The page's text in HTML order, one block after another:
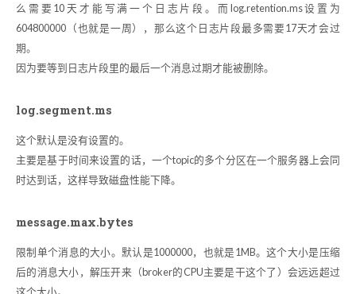
么需要10天才能写满一个日志片段。而log.retention.ms设置为
604800000（也就是一周），那么这个日志片段最多需要17天才会过
期。
因为要等到日志片段里的最后一个消息过期才能被删除。
log.segment.ms
这个默认是没有设置的。
主要是基于时间来设置的话，一个topic的多个分区在一个服务器上会同
时达到话，这样导致磁盘性能下降。
message.max.bytes
限制单个消息的大小。默认是1000000，也就是1MB。这个大小是压缩
后的消息大小，解压开来（broker的CPU主要是干这个了）会远远超过
这个大小。